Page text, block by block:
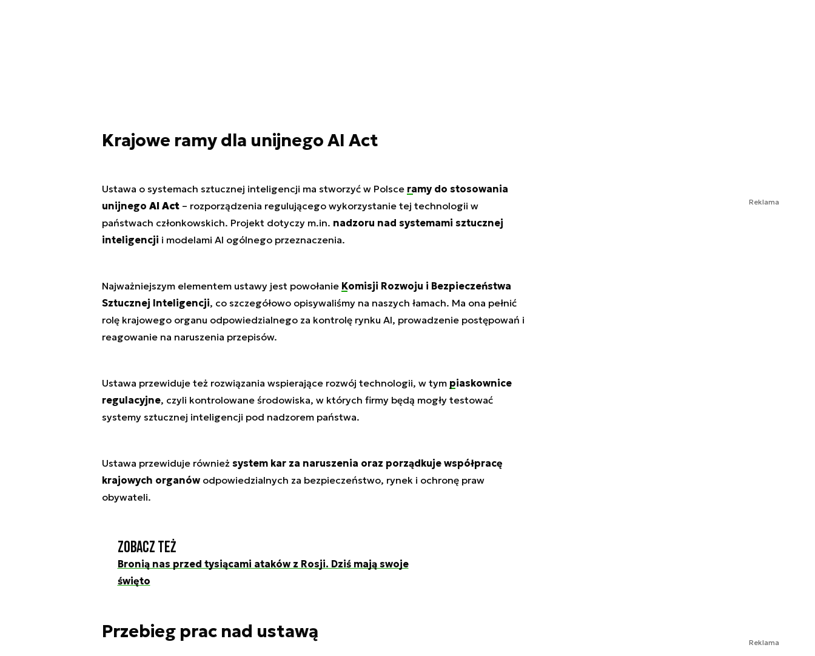
Krajowe ramy dla unijnego AI Act
Ustawa o systemach sztucznej inteligencji ma stworzyć w Polsce ramy do stosowania
unijnego AI Act– rozporządzenia regulującego wykorzystanie tej technologii w
państwach członkowskich. Projekt dotyczy m.in. nadzoru nad systemami sztucznej
inteligencji i modelami AI ogólnego przeznaczenia.
Najważniejszym elementem ustawy jest powołanie Komisji Rozwoju i Bezpieczeństwa
Sztucznej Inteligencji, co szczegółowo opisywaliśmy na naszych łamach. Ma ona pełnić
rolę krajowego organu odpowiedzialnego za kontrolę rynku AI, prowadzenie postępowań i
reagowanie na naruszenia przepisów.
Ustawa przewiduje też rozwiązania wspierające rozwój technologii, w tym piaskownice
regulacyjne, czyli kontrolowane środowiska, w których firmy będą mogły testować
systemy sztucznej inteligencji pod nadzorem państwa.
Ustawa przewiduje również system kar za naruszenia oraz porządkuje współpracę
krajowych organówodpowiedzialnych za bezpieczeństwo, rynek i ochronę praw
obywateli.
Zobacz też
Bronią nas przed tysiącami ataków z Rosji. Dziś mają swoje
święto
Przebieg prac nad ustawą
Reklama
Reklama